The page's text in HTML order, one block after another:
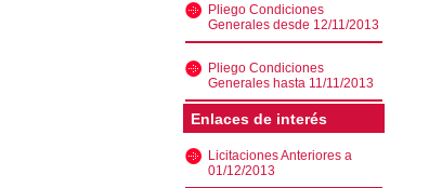
Pliego Condiciones
Generales desde 12/11/2013
Pliego Condiciones
Generales hasta 11/11/2013
Enlaces de interés
Licitaciones Anteriores a
01/12/2013